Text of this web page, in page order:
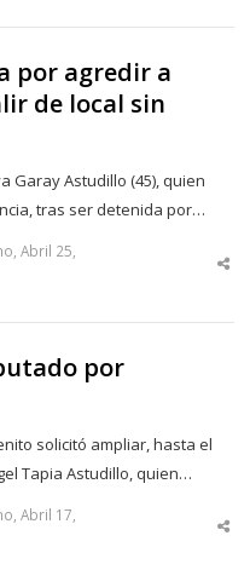
por agredir a
de local sin
Garay Astudillo (45), quien
tras ser detenida por…
Abril 25,
por
solicitó ampliar, hasta el
Tapia Astudillo, quien…
Abril 17,